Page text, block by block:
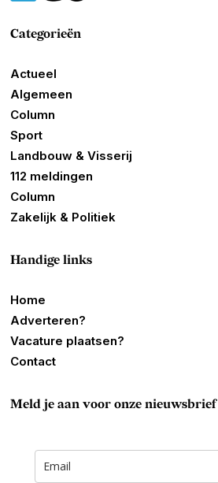
Categorieën
Actueel
Algemeen
Column
Sport
Landbouw & Visserij
112 meldingen
Column
Zakelijk & Politiek
Handige links
Home
Adverteren?
Vacature plaatsen?
Contact
Meld je aan voor onze nieuwsbrief